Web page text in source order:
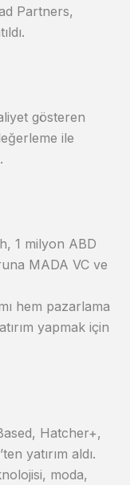
Partners,
gösteren
ile
1 milyon ABD
MADA VC ve
hem pazarlama
yapmak için
Hatcher+,
yatırım aldı.
moda,